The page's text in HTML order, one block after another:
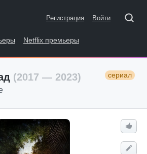
Регистрация Войти
Netflix премьеры
(2017 — 2023) сериал